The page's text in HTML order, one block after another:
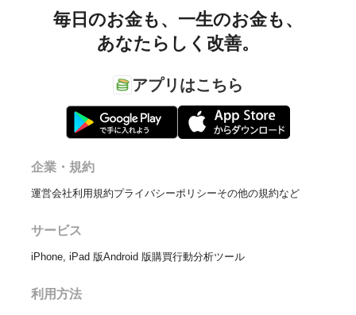
毎日のお金も、 一生のお金も、
あなたらしく改善。
アプリはこちら
企業・規約
運営会社利用規約プライバシーポリシーその他の規約など
サービス
iPhone, iPad 版Android 版購買行動分析ツール
利用方法